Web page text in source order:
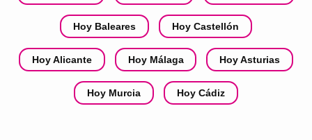
Hoy Baleares Hoy Castellón
Hoy Alicante Hoy Málaga Hoy Asturias
Hoy Murcia Hoy Cádiz